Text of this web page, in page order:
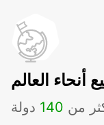
أنحاء العالم
من 140 دولة